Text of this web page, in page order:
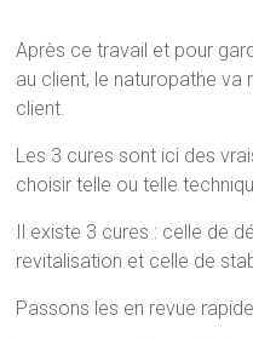
Après ce travail et pour
au client, le naturopathe va
client.
Les 3 cures sont ici des
choisir telle ou telle
Il existe 3 cures : celle de
revitalisation et celle de
Passons les en revue